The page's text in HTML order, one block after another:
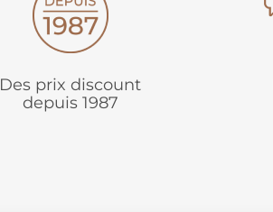
Des prix discount
depuis 1987